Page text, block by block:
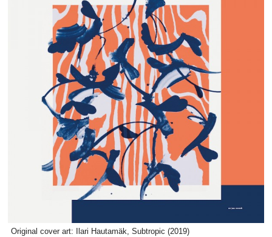
Original cover art: Ilari Hautamäk, Subtropic (2019)